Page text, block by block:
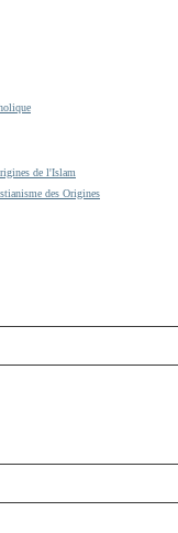
de l'Islam
des Origines